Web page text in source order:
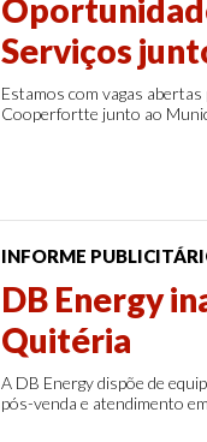
Serviços
Estamos com vagas
Cooperfortte junto ao
INFORME
DB Energy
Quitéria
A DB Energy dispõe de
pós-venda e atendimento